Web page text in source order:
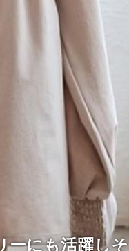
ーにも活躍しそ